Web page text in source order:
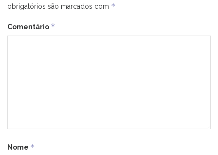
obrigatórios são marcados com *
Comentário *
Nome *